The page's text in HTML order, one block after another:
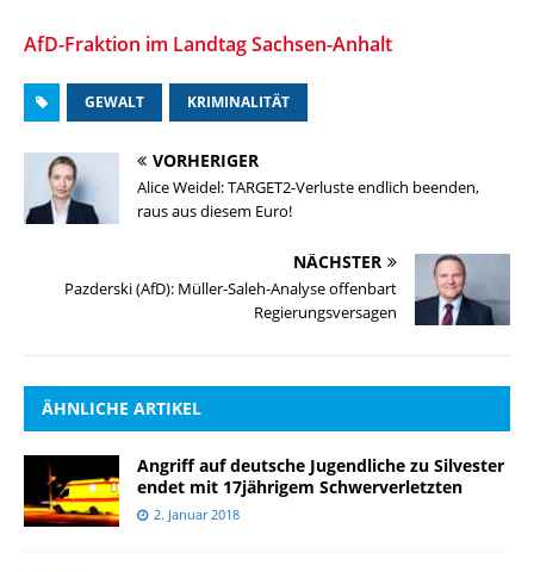
AfD-Fraktion im Landtag Sachsen-Anhalt
GEWALT KRIMINALITÄT
VORHERIGER
Alice Weidel: TARGET2-Verluste endlich beenden,
raus aus diesem Euro!
NÄCHSTER
Pazderski (AfD): Müller-Saleh-Analyse offenbart
Regierungsversagen
ÄHNLICHE ARTIKEL
Angriff auf deutsche Jugendliche zu Silvester
endet mit 17jährigem Schwerverletzten
2. Januar 2018